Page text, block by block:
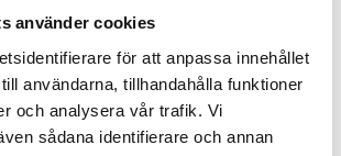
använder cookies
för att anpassa innehållet
användarna, tillhandahålla funktioner
och analysera vår trafik. Vi
sådana identifierare och annan
kosteusvoiteenasi.
3.
Ethylhexyl Methoxycinnamate,
Propylene Glycol,
Niacinamide, Phenoxyethanol,